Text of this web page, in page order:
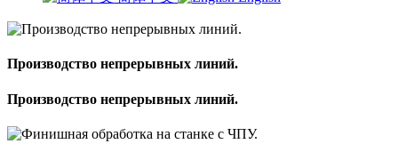
Производство непрерывных линий.
Производство непрерывных линий.